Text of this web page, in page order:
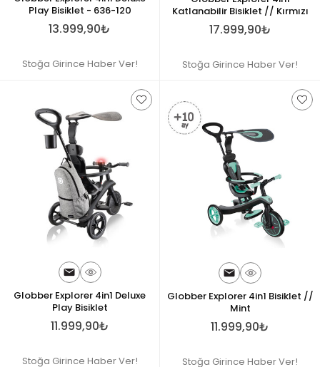
Play Bisiklet - 636-120
13.999,90₺
Stoğa Girince Haber Ver!
Katlanabilir Bisiklet // Kırmızı
17.999,90₺
Stoğa Girince Haber Ver!
Globber Explorer 4in1 Deluxe
Play Bisiklet
11.999,90₺
Stoğa Girince Haber Ver!
Globber Explorer 4in1 Bisiklet //
Mint
11.999,90₺
Stoğa Girince Haber Ver!